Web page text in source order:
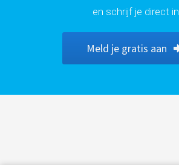
en schrijf je direct in
Meld je gratis aan